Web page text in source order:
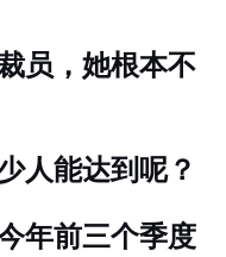
员，她根本不
人能达到呢？
年前三个季度